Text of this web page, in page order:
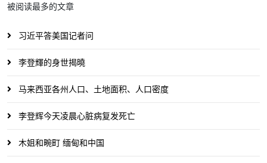
被阅读最多的文章
习近平答美国记者问
李登輝的身世揭曉
马来西亚各州人口、土地面积、人口密度
李登辉今天凌晨心脏病复发死亡
木姐和畹町 缅甸和中国